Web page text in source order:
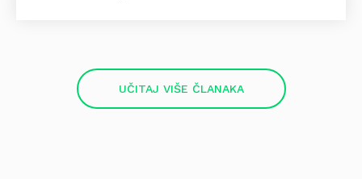
UČITAJ VIŠE ČLANAKA